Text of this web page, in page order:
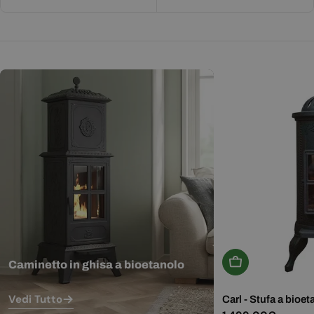
Caminetto in ghisa a bioetanolo
Vedi Tutto
Aggiungi Al
Carl - Stufa a